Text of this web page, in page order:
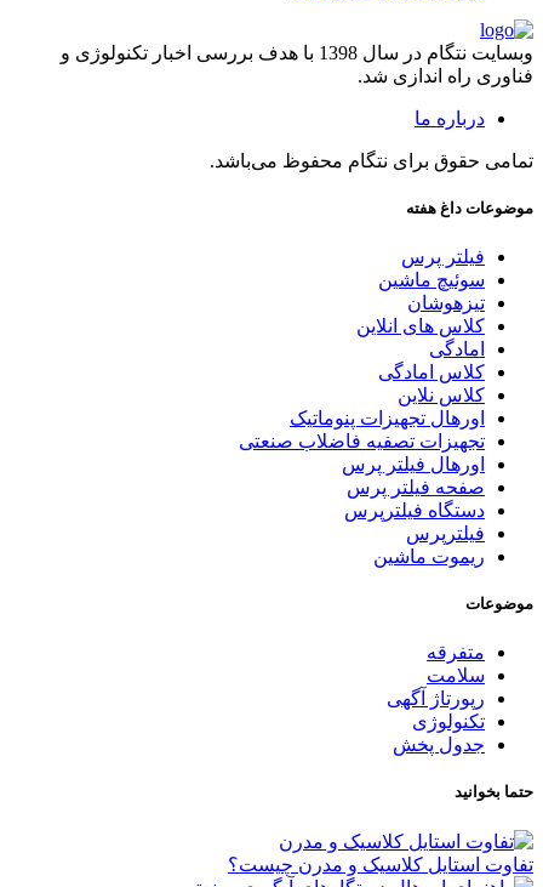
وبسایت نتگام در سال 1398 با هدف بررسی اخبار تکنولوژی و
فناوری راه اندازی شد.
درباره ما
تمامی حقوق برای نتگام محفوظ می‌باشد.
موضوعات داغ هفته
فیلتر پرس
سوئیچ ماشین
تیزهوشان
کلاس های انلاین
امادگی
کلاس امادگی
کلاس نلاین
اورهال تجهیزات پنوماتیک
تجهیزات تصفیه فاضلاب صنعتی
اورهال فیلتر پرس
صفحه فیلتر پرس
دستگاه فیلترپرس
فیلترپرس
ریموت ماشین
موضوعات
متفرقه
سلامت
رپورتاژ آگهی
تکنولوژی
جدول پخش
حتما بخوانید
تفاوت استایل کلاسیک و مدرن چیست؟